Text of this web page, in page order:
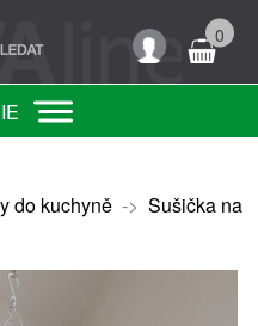
0
do kuchyně-> Sušička na